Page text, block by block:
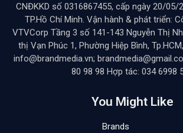
CNĐKKD số 0316867455, cấp ngày 20/05/
TP.Hồ Chí Minh. Vận hành & phát triển:
VTVCorp Tầng 3 số 141-143 Nguyễn Thị
thị Vạn Phúc 1, Phường Hiệp Bình,
info@brandmedia.vn;
80 98 98 Hợp tác: 034 6998
You Might Like
Brands